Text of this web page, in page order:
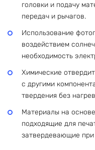
головки и подачу
передач и рычагов.
Использование
воздействием
необходимость
Химические
с другими
твердения без
Материалы на
подходящие для
затвердевающие при